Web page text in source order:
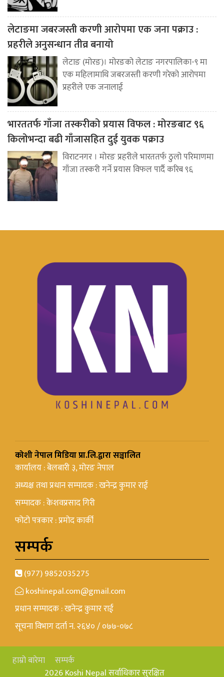
लेटाङमा जबरजस्ती करणी आरोपमा एक जना पक्राउ :
प्रहरीले अनुसन्धान तीव्र बनायो
लेटाङ (मोरङ)। मोरङको लेटाङ नगरपालिका-९ मा
एक महिलामाथि जबरजस्ती करणी गरेको आरोपमा
प्रहरीले एक जनालाई
भारततर्फ गाँजा तस्करीको प्रयास विफल : मोरङबाट ९६
किलोभन्दा बढी गाँजासहित दुई युवक पक्राउ
विराटनगर । मोरङ प्रहरीले भारततर्फ ठुलो परिमाणमा
गाँजा तस्करी गर्ने प्रयास विफल पार्दै करिब ९६
कोशी नेपाल मिडिया प्रा.लि.द्वारा सञ्चालित
कार्यालय : बेलबारी ३, मोरङ नेपाल
अध्यक्ष तथा प्रधान सम्पादक : खनेन्द्र कुमार राई
सम्पादक : केशवप्रसाद गिरी
फोटो पत्रकार : प्रमोद कार्की
सम्पर्क
(977) 9852035275
koshinepal.com@gmail.com
प्रधान सम्पादक : खनेन्द्र कुमार राई
सूचना विभाग दर्ता न. २६४० / ०७७-०७८
हाम्रो बारेमा
सम्पर्क
2026 Koshi Nepal सर्वाधिकार सुरक्षित